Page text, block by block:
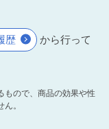
歴
から行って
ので、商品の効果や性
。